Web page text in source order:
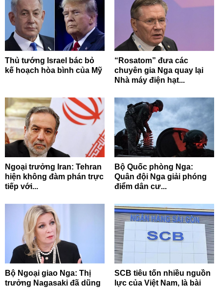
Thủ tướng Israel bác bỏ
kế hoạch hòa bình của Mỹ
“Rosatom” đưa các
chuyên gia Nga quay lại
Nhà máy điện hạt...
Ngoại trưởng Iran: Tehran
hiện không đàm phán trực
tiếp với...
Bộ Quốc phòng Nga:
Quân đội Nga giải phóng
điểm dân cư...
Bộ Ngoại giao Nga: Thị
trưởng Nagasaki đã dũng
SCB tiêu tốn nhiều nguồn
lực của Việt Nam, là bài